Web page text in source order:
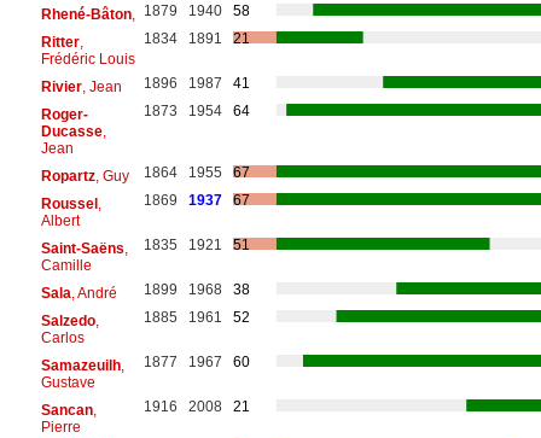
Rhené-Bâton, 1879 1940
58
Ritter,
Frédéric Louis
1834 1891 21
Rivier, Jean 1896 1987
41
Roger-
Ducasse,
Jean
1873 1954 64
Ropartz, Guy 1864 1955
67
Roussel,
Albert
1869 1937 67
Saint-Saëns
Camille
1835 1921 51
Sala , André 1899 1968
38
Salzedo,
Carlos
1885 1961 52
Samazeuilh,
Gustave
1877 1967 60
Sancan,
Pierre
1916 2008 21